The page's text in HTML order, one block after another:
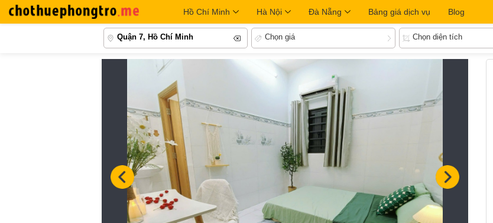
Hồ Chí Minh Hà Nội Đà Nẵng Bảng giá dịch vụ Blog
Quận 7, Hồ Chí Minh Chọn giá Chọn diện tích